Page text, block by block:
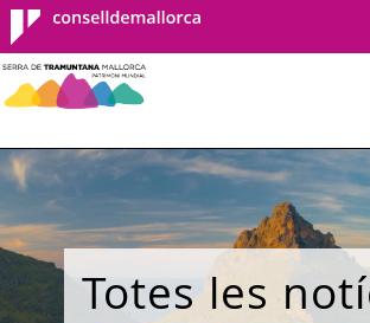
Consell de
Mallorca
Totes les